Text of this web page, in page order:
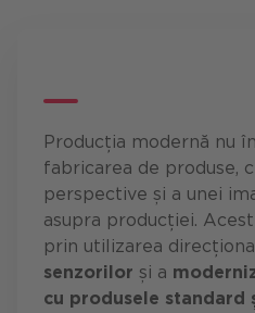
Producția modernă nu
fabricarea de produse,
perspective și a unei
asupra producției.
prin utilizarea
senzorilor și a
cu produsele standard